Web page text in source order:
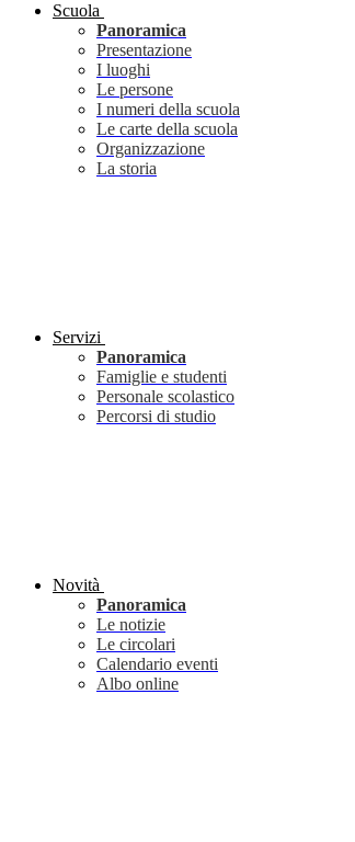
Scuola
Panoramica
Presentazione
I luoghi
Le persone
I numeri della scuola
Le carte della scuola
Organizzazione
La storia
Servizi
Panoramica
Famiglie e studenti
Personale scolastico
Percorsi di studio
Novità
Panoramica
Le notizie
Le circolari
Calendario eventi
Albo online